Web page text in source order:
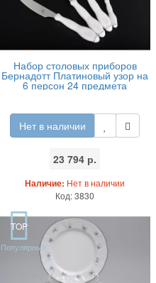
Набор столовых приборов
Бернадотт Платиновый узор на
6 персон 24 предмета
Нет в наличии
23 794 р.
Наличие: Нет в наличии
Код: 3830
TOP
Популярный